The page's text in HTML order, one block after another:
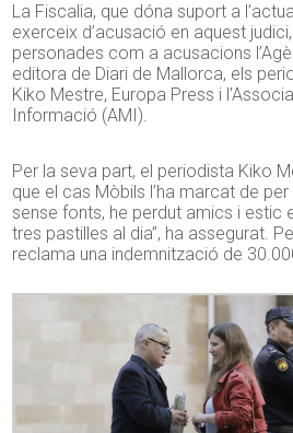
La Fiscalia, que dóna suport a
exerceix d’acusació en aquest
personades com a acusacions
editora de Diari de Mallorca, els
Kiko Mestre, Europa Press i
Informació (AMI).
Per la seva part, el periodista Kiko
que el cas Mòbils l’ha marcat de per
sense fonts, he perdut amics i estic
tres pastilles al dia”, ha assegurat.
reclama una indemnització de